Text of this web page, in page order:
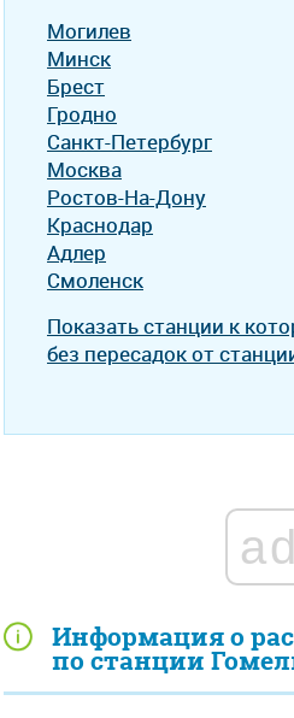
Информация о
по станции
Могилев
Минск
Брест
Гродно
Санкт-Петербург
Москва
Ростов-На-Дону
Краснодар
Адлер
Смоленск
Показать станции к
без пересадок от
ad